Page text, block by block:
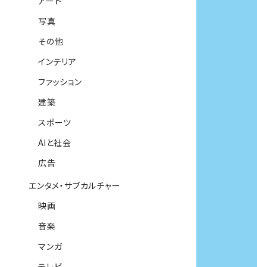
写真
その他
インテリア
ファッション
建築
スポーツ
AIと社会
広告
エンタメ・サブカルチャー
映画
音楽
マンガ